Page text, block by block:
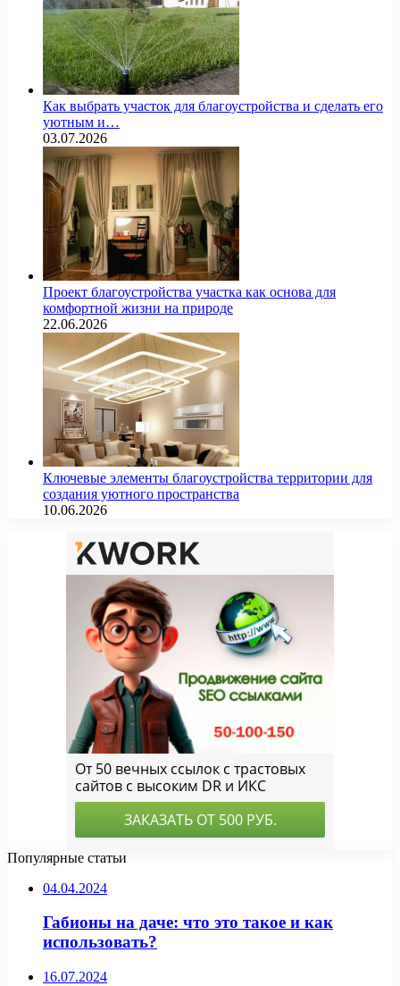
Как выбрать участок для благоустройства и сделать его
уютным и…
03.07.2026
Проект благоустройства участка как основа для
комфортной жизни на природе
22.06.2026
Ключевые элементы благоустройства территории для
создания уютного пространства
10.06.2026
Популярные статьи
04.04.2024
Габионы на даче: что это такое и как
использовать?
16.07.2024